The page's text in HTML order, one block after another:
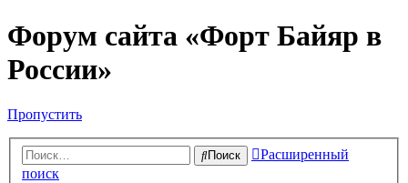
Форум сайта «Форт Байяр в
России»
Пропустить
Поиск
Расширенный
поиск